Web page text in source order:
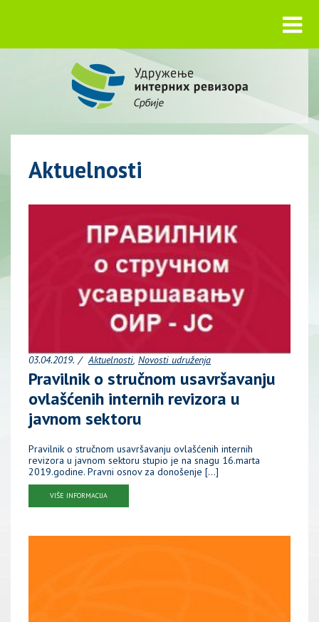
Aktuelnosti
03.04.2019. Aktuelnosti Novosti udruženja
Pravilnik o stručnom usavršavanju
ovlašćenih internih revizora u
javnom sektoru
Pravilnik o stručnom usavršavanju ovlašćenih internih
revizora u javnom sektoru stupio je na snagu 16.marta
2019.godine. Pravni osnov za donošenje […]
VIŠE INFORMACIJA